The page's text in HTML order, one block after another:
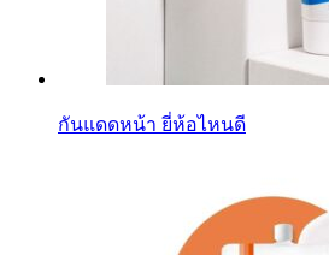
กันแดดหน้า ยี่ห้อไหนดี